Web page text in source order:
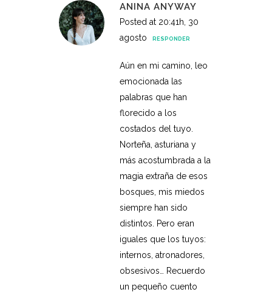
ANINA ANYWAY
Posted at 20:41h, 30
agosto
RESPONDER
Aún en mi camino, leo
emocionada las
palabras que han
florecido a los
costados del tuyo.
Norteña, asturiana y
más acostumbrada a la
magia extraña de esos
bosques, mis miedos
siempre han sido
distintos. Pero eran
iguales que los tuyos:
internos, atronadores,
obsesivos… Recuerdo
un pequeño cuento